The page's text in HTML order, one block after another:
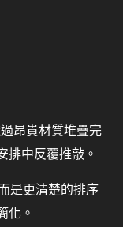
昂貴材質堆疊完
排中反覆推敲。
是更清楚的排序
化。